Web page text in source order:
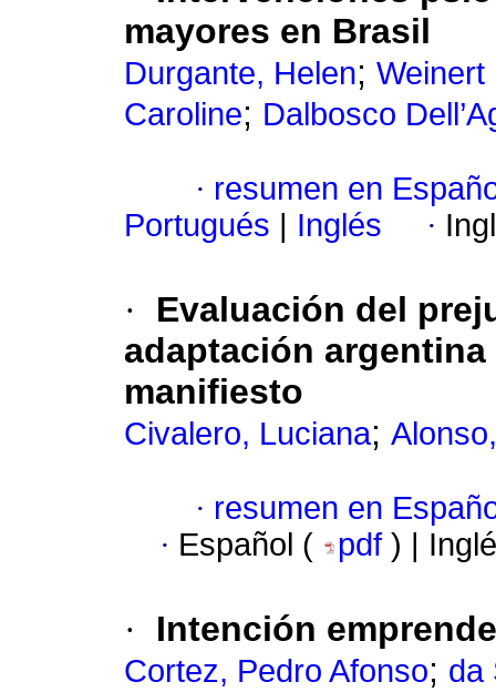
mayores en Brasil
Durgante, Helen; Weinert
Caroline; Dalbosco
· resumen en
Portugués
Inglés ·
·
Evaluación del
adaptación
manifiesto
Civalero, Luciana;
· resumen en
· Español ( pdf ) |
· Intención
Cortez, Pedro Afonso; da